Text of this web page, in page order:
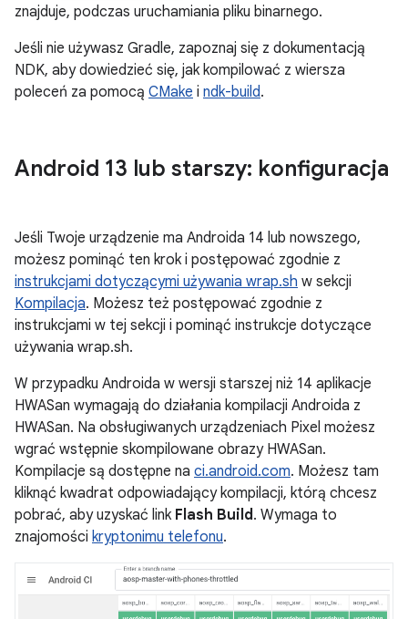
znajduje, podczas uruchamiania pliku binarnego.
Jeśli nie używasz Gradle, zapoznaj się z dokumentacją
NDK, aby dowiedzieć się, jak kompilować z wiersza
poleceń za pomocą CMake i ndk-build.
Android 13 lub starszy: konfiguracja
Jeśli Twoje urządzenie ma Androida 14 lub nowszego,
możesz pominąć ten krok i postępować zgodnie z
instrukcjami dotyczącymi używania wrap.sh w sekcji
Kompilacja. Możesz też postępować zgodnie z
instrukcjami w tej sekcji i pominąć instrukcje dotyczące
używania wrap.sh.
W przypadku Androida w wersji starszej niż 14 aplikacje
HWASan wymagają do działania kompilacji Androida z
HWASan. Na obsługiwanych urządzeniach Pixel możesz
wgrać wstępnie skompilowane obrazy HWASan.
Kompilacje są dostępne na ci.android.com. Możesz tam
kliknąć kwadrat odpowiadający kompilacji, którą chcesz
pobrać, aby uzyskać link Flash Build. Wymaga to
znajomości kryptonimu telefonu.